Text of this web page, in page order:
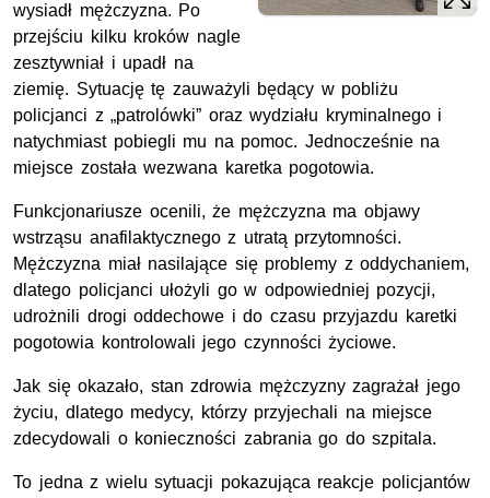
wysiadł mężczyzna. Po
przejściu kilku kroków nagle
zesztywniał i upadł na
ziemię. Sytuację tę zauważyli będący w pobliżu
policjanci z „patrolówki” oraz wydziału kryminalnego i
natychmiast pobiegli mu na pomoc. Jednocześnie na
miejsce została wezwana karetka pogotowia.
Funkcjonariusze ocenili, że mężczyzna ma objawy
wstrząsu anafilaktycznego z utratą przytomności.
Mężczyzna miał nasilające się problemy z oddychaniem,
dlatego policjanci ułożyli go w odpowiedniej pozycji,
udrożnili drogi oddechowe i do czasu przyjazdu karetki
pogotowia kontrolowali jego czynności życiowe.
Jak się okazało, stan zdrowia mężczyzny zagrażał jego
życiu, dlatego medycy, którzy przyjechali na miejsce
zdecydowali o konieczności zabrania go do szpitala.
To jedna z wielu sytuacji pokazująca reakcje policjantów